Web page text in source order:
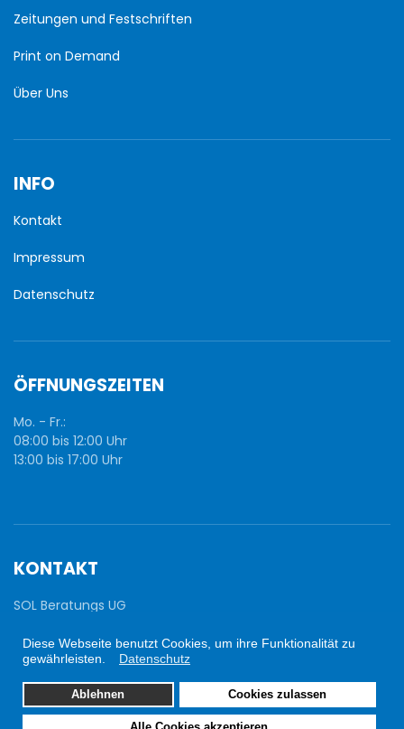
Diese Webseite benutzt Cookies, um ihre Funktionalität zu
gewährleisten.
Datenschutz
Ablehnen Cookies zulassen
Zeitungen und Festschriften
Print on Demand
Über Uns
INFO
Kontakt
Impressum
Datenschutz
ÖFFNUNGSZEITEN
Mo. - Fr.:
08:00 bis 12:00 Uhr
13:00 bis 17:00 Uhr
KONTAKT
SOL Beratungs UG
Ellerstr. 12
86529 Schrobenhausen
0152 - 576 121 19
info@sol-service.de